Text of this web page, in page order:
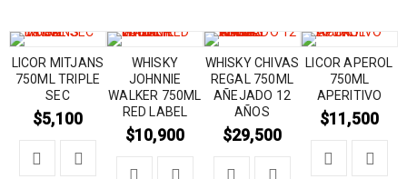
LICOR MITJANS
750ML TRIPLE
SEC
$5,100
WHISKY
JOHNNIE
WALKER 750ML
RED LABEL
$10,900
WHISKY CHIVAS
REGAL 750ML
AÑEJADO 12
AÑOS
$29,500
LICOR APEROL
750ML
APERITIVO
$11,500